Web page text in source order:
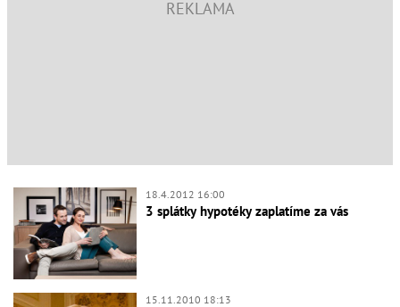
18.4.2012 16:00
3 splátky hypotéky zaplatíme za vás
15.11.2010 18:13